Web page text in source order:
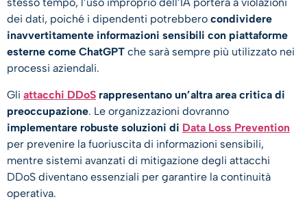
dei dati, poiché i dipendenti potrebbero condividere
inavvertitamente informazioni sensibili con piattaforme
esterne come ChatGPT che sarà sempre più utilizzato nei
processi aziendali.
Gli attacchi DDoS rappresentano un’altra area critica di
preoccupazione. Le organizzazioni dovranno
implementare robuste soluzioni di Data Loss Prevention
per prevenire la fuoriuscita di informazioni sensibili,
mentre sistemi avanzati di mitigazione degli attacchi
DDoS diventano essenziali per garantire la continuità
operativa.